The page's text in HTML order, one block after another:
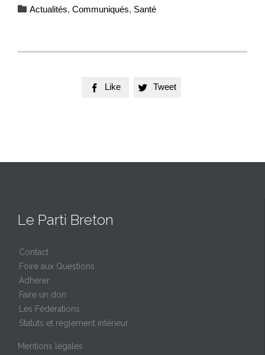
 Category
Actualités, Communiqués, Santé
 Like  Tweet
Le Parti Breton
Contact
Foire aux Questions
Adhérer
Faire un don
Les Fédérations
Statuts et réglement intérieur
Mentions légales